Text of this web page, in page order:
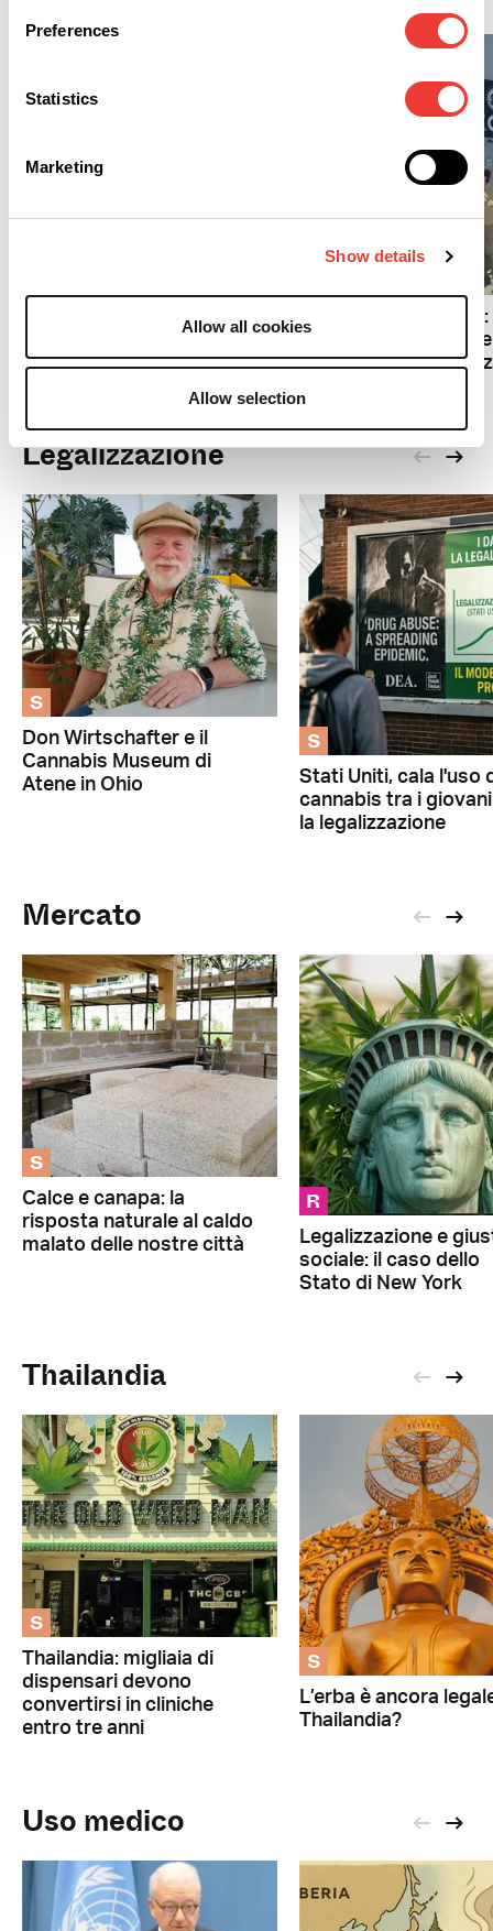
Preferences
Statistics
Marketing
Show details
Allow all cookies
Allow selection
cannabis: come non farsi
arrestare negli USA
Cannabis come vino:
regole del Canada
turismo nelle
Legalizzazione
S
Don Wirtschafter e il
Cannabis Museum di
Atene in Ohio
S
Stati Uniti, cala l'uso
cannabis tra i
la legalizzazione
Mercato
S
Calce e canapa: la
risposta naturale al caldo
malato delle nostre città
R
Legalizzazione e
sociale: il caso dello
Stato di New York
Thailandia
S
Thailandia: migliaia di
dispensari devono
convertirsi in cliniche
entro tre anni
S
L’erba è ancora
Thailandia?
Uso medico